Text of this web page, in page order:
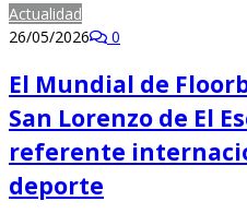
Actualidad
26/05/2026
0
El Mundial de
San Lorenzo de El
referente
deporte